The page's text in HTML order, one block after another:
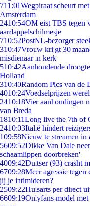
711:01Wegpiraat scheurt
Amsterdam
2410:54OM eist TBS tegen
aardappelschilmesje
710:52PostNL-bezorger
310:47Vrouw krijgt 30
misdienaar in kerk
510:42Aanhoudende
Holland
310:40Random Pics van de
4010:24Voedselprijzen
2410:18Vier aanhoudingen
van Breda
1810:11Long live the 7th of
2410:03Italië hindert
109:58Nieuw te streamen in
5609:52Dikke Van Dale
schaamlippen doorbreken'
4009:42Duitser (93) crasht
6709:28Meer agressie tegen
jij je intimideren?
2509:22Huisarts per direct
6609:19Onlyfans-model